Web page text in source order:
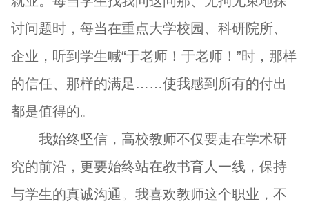
讨问题时，每当在重点大学校园、科研院所、
企业，听到学生喊“于老师！于老师！”时，那样
的信任、那样的满足……使我感到所有的付出
都是值得的。
我始终坚信，高校教师不仅要走在学术研
究的前沿，更要始终站在教书育人一线，保持
与学生的真诚沟通。我喜欢教师这个职业，不